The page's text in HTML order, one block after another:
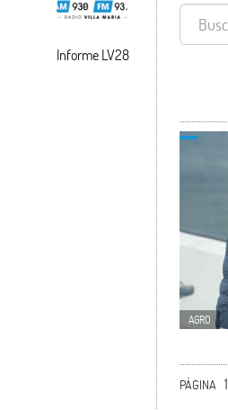
Informe LV28
AGRO
PÁGINA 1